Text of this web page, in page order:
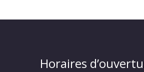
Horaires